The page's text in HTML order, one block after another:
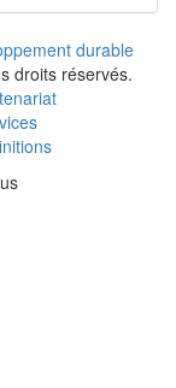
durable
droits réservés.